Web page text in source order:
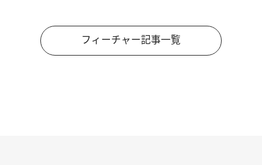
フィーチャー記事一覧